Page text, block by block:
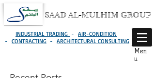
SAAD AL-MULHIM GROUP
INDUSTRIAL TRADING - AIR-CONDITION
- CONTRACTING - ARCHITECTURAL CONSULTING
Men
u